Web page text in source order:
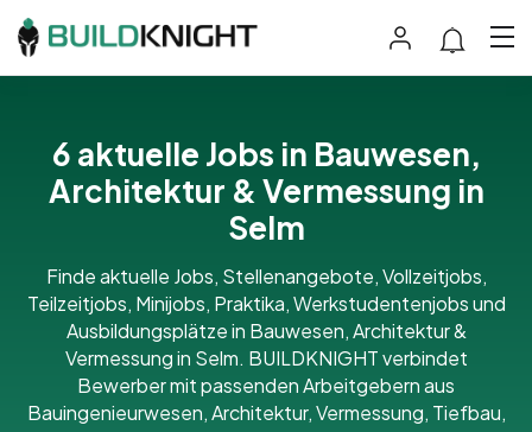
6 aktuelle Jobs in Bauwesen,
Architektur & Vermessung in
Selm
Finde aktuelle Jobs, Stellenangebote, Vollzeitjobs,
Teilzeitjobs, Minijobs, Praktika, Werkstudentenjobs und
Ausbildungsplätze in Bauwesen, Architektur &
Vermessung in Selm. BUILDKNIGHT verbindet
Bewerber mit passenden Arbeitgebern aus
Bauingenieurwesen, Architektur, Vermessung, Tiefbau,